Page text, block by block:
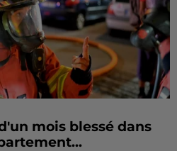
mois blessé dans